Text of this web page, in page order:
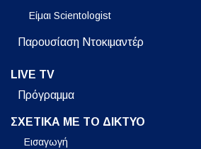
Είμαι Scientologist
Παρουσίαση Ντοκιμαντέρ
LIVE TV
Πρόγραμμα
ΣΧΕΤΙΚΑ ΜΕ ΤΟ ΔΙΚΤΥΟ
Εισαγωγή